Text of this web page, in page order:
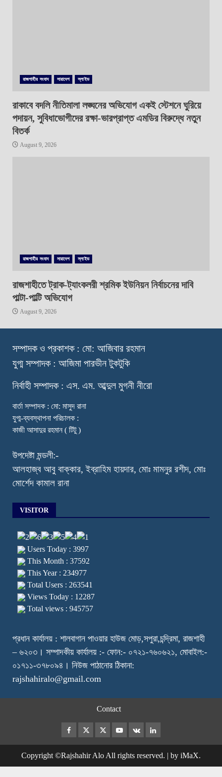
রাজশাহীর সংবাদ সারাদেশ স্লাইড
রাকাবে বদলি নীতিমালা লঙ্ঘনের অভিযোগ একই স্টেশনে ঘুরিয়ে
পদায়ন, সুবিধাভোগীদের রক্ষা-ভারপ্রাপ্ত এমডির বিরুদ্ধে নতুন
বিতর্ক
August 9, 2026
রাজশাহীর সংবাদ সারাদেশ স্লাইড
রাজশাহীতে ট্রাক-ট্যাংকলরী শ্রমিক ইউনিয়ন নির্বাচনের দাবি
পাল্টা-পাল্টি অভিযোগ
August 9, 2026
সম্পাদক ও প্রকাশক : মো: আজিবার রহমান
যুগ্ম সম্পাদক : আজিমা পারভীন টুকটুকি
নির্বাহী সম্পাদক : এস. এম. আব্দুল মুগনী নীরো
বার্তা সম্পাদক : মো: মাসুদ রানা
যুগ্ম-ব্যবস্থাপনা পরিচালক :
কাজী আসাদুর রহমান ( টিটু )
উপদেষ্টা মন্ডলী:-
আলহাজ্ব আবু বাক্কার, ইব্রাহিম হায়দার, মোঃ মামনুর রশীদ, মোঃ
মোর্শেদ কামাল রানা
VISITOR
Users Today : 3997
This Month : 37592
This Year : 234977
Total Users : 263541
Views Today : 12287
Total views : 945757
প্রধান কার্যালয় : শালবাগান পাওয়ার হাউজ মোড়,সপুরা,চন্দ্রিমা, রাজশাহী
– ৬২০৩। সম্পাদকীয় কার্যালয় :- ফোন:- ০৭২১-৭৬০৬২১, মোবাইল:-
০১৭১১-৩৭৮০৯৪। নিউজ পাঠানোর ঠিকানা:
rajshahiralo@gmail.com
Contact
Facebook
TwitterInstagram
Youtube
VK LinkedIn
Copyright ©Rajshahir Alo All rights reserved. | by iMaX.